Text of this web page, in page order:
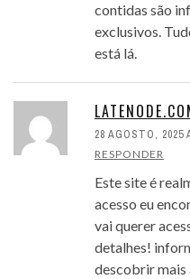
contidas são
exclusivos.
está lá.
28 AGOSTO, 2025
RESPONDER
Este site é
acesso eu
vai querer
detalhes!
descobrir mais